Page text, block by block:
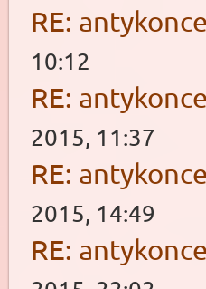
RE:
10:12
RE:
2015, 11:37
RE:
2015, 14:49
RE: